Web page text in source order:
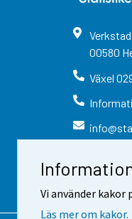
Vi använder
Läs mer om kakor.
00580
Växel